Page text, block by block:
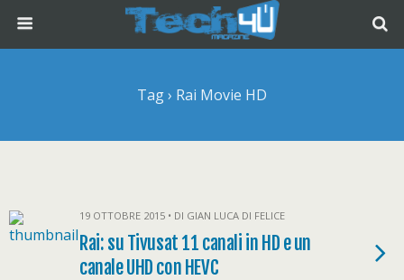
Tag › Rai Movie HD
19 OTTOBRE 2015 • DI GIAN LUCA DI FELICE
Rai: su Tivusat 11 canali in HD e un
canale UHD con HEVC